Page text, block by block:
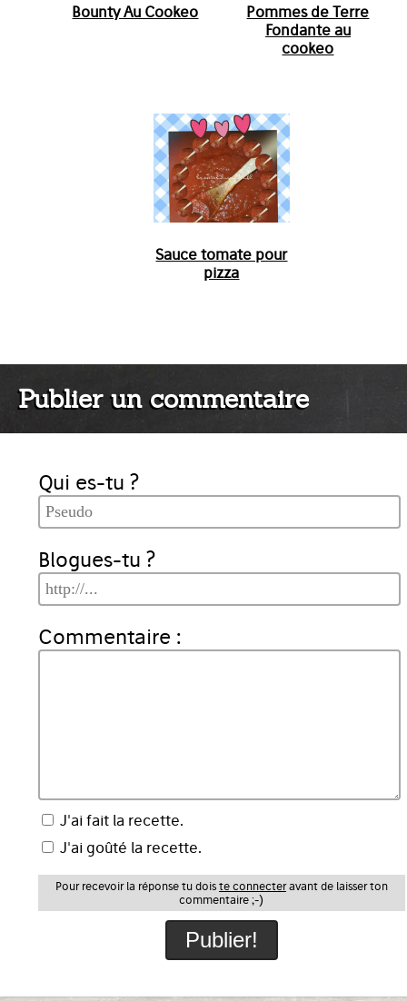
Bounty Au Cookeo
Pommes de Terre
Fondante au
cookeo
Sauce tomate pour
pizza
Publier un commentaire
Qui es-tu ?
Blogues-tu ?
Commentaire :
J'ai fait la recette.
J'ai goûté la recette.
Pour recevoir la réponse tu dois te connecteravant de laisser ton
commentaire ;-)